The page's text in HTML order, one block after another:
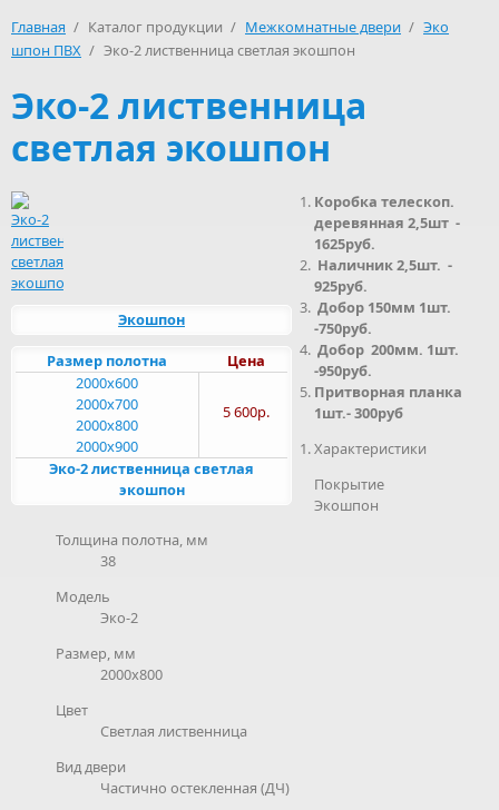
Главная / Каталог продукции / Межкомнатные двери / Эко
шпон ПВХ / Эко-2 лиственница светлая экошпон
Эко-2 лиственница
светлая экошпон
Экошпон
Цена
Размер полотна
5 600р.
2000x600
2000x700
2000x800
2000x900
Эко-2 лиственница светлая
экошпон
Коробка телескоп.
деревянная 2,5шт -
1625руб.
Наличник 2,5шт. -
925руб.
Добор 150мм 1шт.
-750руб.
Добор 200мм. 1шт.
-950руб.
Притворная планка
1шт.- 300руб
Характеристики
Покрытие
Экошпон
Толщина полотна, мм
38
Модель
Эко-2
Размер, мм
2000х800
Цвет
Светлая лиственница
Вид двери
Частично остекленная (ДЧ)